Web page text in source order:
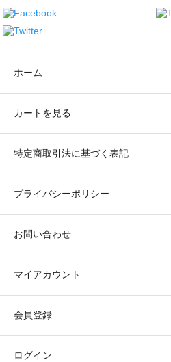
ホーム
カートを見る
特定商取引法に基づく表記
プライバシーポリシー
お問い合わせ
マイアカウント
会員登録
ログイン